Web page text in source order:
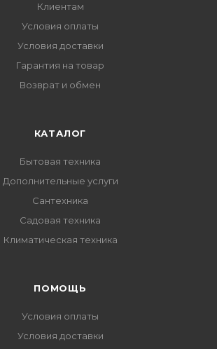
Клиентам
Условия оплаты
Условия доставки
Гарантия на товар
Возврат и обмен
КАТАЛОГ
Бытовая техника
Дополнительные услуги
Сантехника
Садовая техника
Климатическая техника
ПОМОЩЬ
Условия оплаты
Условия доставки